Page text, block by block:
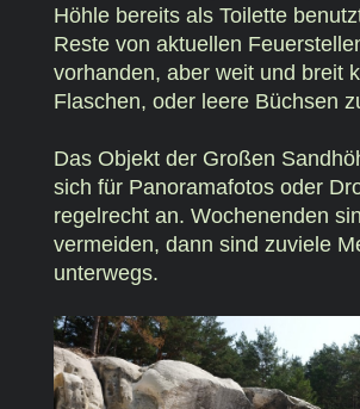
Höhle bereits als Toilette
Reste von aktuellen
vorhanden, aber weit und breit
Flaschen, oder leere Büchsen
Das Objekt der Großen
sich für Panoramafotos oder
regelrecht an. Wochenenden
vermeiden, dann sind zuviele
unterwegs.